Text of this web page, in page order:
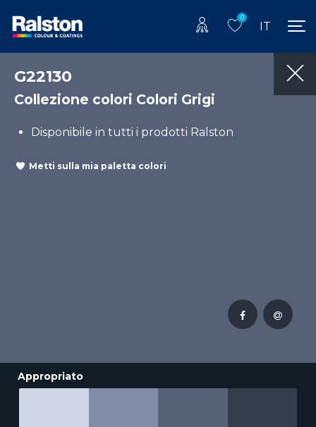
0
IT
G22130
Collezione colori Colori Grigi
Disponibile in tutti i prodotti Ralston
Metti sulla mia paletta colori
Appropriato